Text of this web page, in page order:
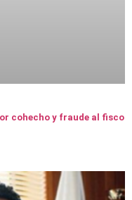
cohecho y fraude al fisco